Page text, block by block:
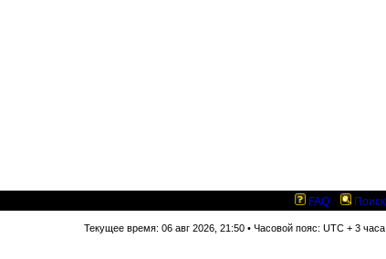
FAQ Поиск
Текущее время: 06 авг 2026, 21:50 • Часовой пояс: UTC + 3 часа